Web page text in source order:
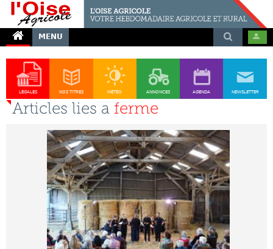
MENU
LÉGALES NOS TITRES MÉTÉO ANNONCES AGENDA NEWSLETTER
Articles lies a ferme